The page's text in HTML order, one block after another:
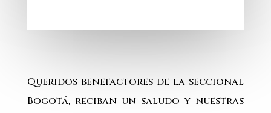
Queridos benefactores de la seccional
Bogotá, reciban un saludo y nuestras